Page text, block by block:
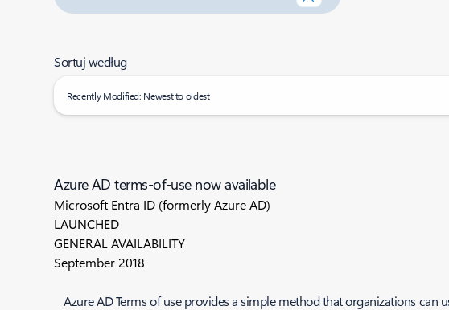
Sortuj według
Recently Modified: Newest to oldest
Azure AD terms-of-use now available
Microsoft Entra ID (formerly Azure AD)
LAUNCHED
GENERAL AVAILABILITY
September 2018
Azure AD Terms of use provides a simple method that organizations can